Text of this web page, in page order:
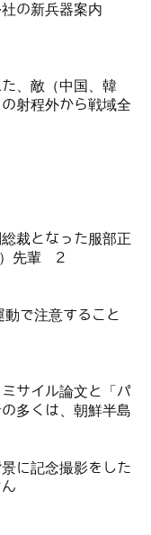
の新兵器案内
、敵（中国、韓
射程外から戦域全
裁となった服部正
）先輩 2
動で注意すること
サイル論文と「パ
多くは、朝鮮半島
に記念撮影をした